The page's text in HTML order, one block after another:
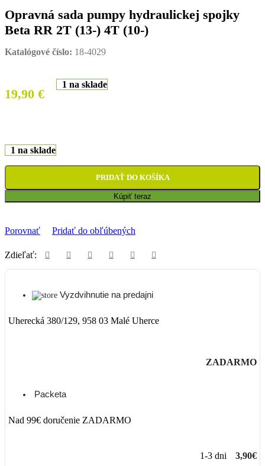
Opravná sada pumpy hydraulickej spojky
Beta RR 2T (13-) 4T (10-)
Katalógové číslo: 18-4029
19,90 €
1 na sklade
1 na sklade
PRIDAŤ DO KOŠÍKA
Kúpiť teraz
Porovnať Pridať do obľúbených
Zdieľať:
Vyzdvihnutie na predajni
Uherecká 380/129, 958 03 Malé Uherce
ZADARMO
Packeta
Nad 99€ doručenie ZADARMO
1-3 dni 3,90€